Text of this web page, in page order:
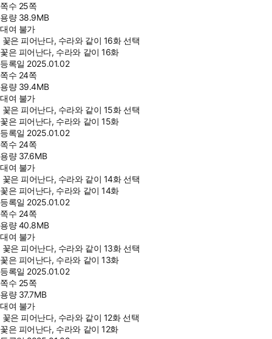
쪽수 25쪽
용량 38.9MB
대여 불가
꽃은 피어난다, 수라와 같이 16화 선택
꽃은 피어난다, 수라와 같이 16화
등록일 2025.01.02
쪽수 24쪽
용량 39.4MB
대여 불가
꽃은 피어난다, 수라와 같이 15화 선택
꽃은 피어난다, 수라와 같이 15화
등록일 2025.01.02
쪽수 24쪽
용량 37.6MB
대여 불가
꽃은 피어난다, 수라와 같이 14화 선택
꽃은 피어난다, 수라와 같이 14화
등록일 2025.01.02
쪽수 24쪽
용량40.8MB
대여 불가
꽃은 피어난다, 수라와 같이 13화 선택
꽃은 피어난다, 수라와 같이 13화
등록일 2025.01.02
쪽수 25쪽
용량 37.7MB
대여 불가
꽃은 피어난다, 수라와 같이 12화 선택
꽃은 피어난다, 수라와 같이 12화